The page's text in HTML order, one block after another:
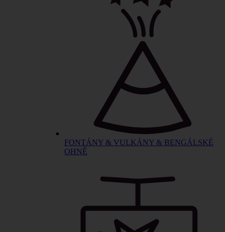
FONTÁNY & VULKÁNY & BENGÁLSKÉ
OHNĚ